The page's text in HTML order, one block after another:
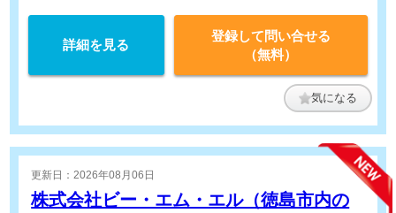
詳細を見る
登録して問い合せる
（無料）
気になる
更新日：2026年08月06日
株式会社ビー・エム・エル（徳島市内の